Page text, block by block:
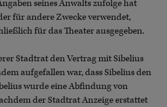
seines Anwalts zufolge hat
für andere Zwecke verwendet,
für das Theater ausgegeben.
Stadtrat den Vertrag mit Sibelius
aufgefallen war, dass Sibelius den
wurde eine Abfindung von
der Stadtrat Anzeige erstattet